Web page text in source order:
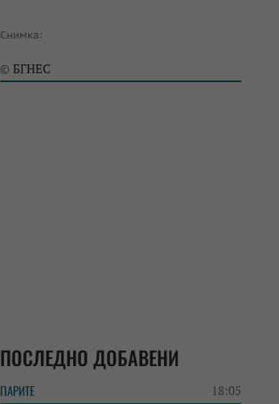
Снимка:
© БГНЕС
ПОСЛЕДНО ДОБАВЕНИ
ПАРИТЕ 18:05